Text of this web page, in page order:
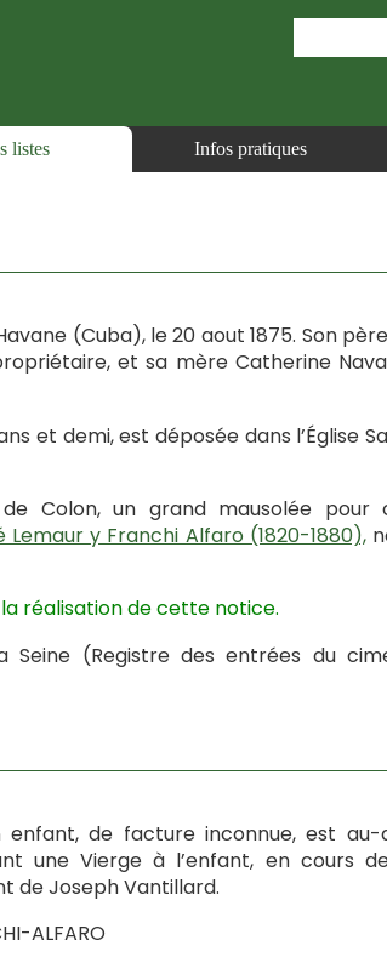
listes Infos pratiques
(Cuba), le 20 aout 1875. Son
et sa mère Catherine
et demi, est déposée dans l’Église
Colon, un grand mausolée pour
Lemaur y Franchi Alfaro (1820-1880),
réalisation de cette notice.
(Registre des entrées du
de facture inconnue, est au-
une Vierge à l’enfant, en cours
de Joseph Vantillard.
ALFARO